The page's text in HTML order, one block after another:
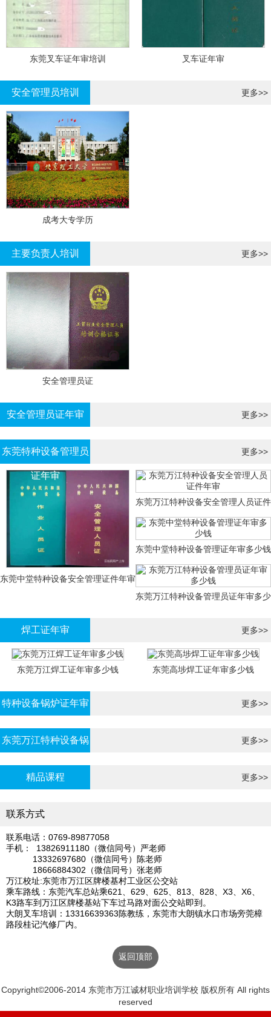
东莞叉车证年审培训 叉车证年审
安全管理员培训 更多>>
成考大专学历
主要负责人培训 更多>>
安全管理员证
安全管理员证年审 更多>>
东莞特种设备管理员
证年审
更多>>
东莞中堂特种设备安全管理证件年审
东莞万江特种设备安全管理人员证件
年审
东莞中堂特种设备管理证年审多少钱
东莞万江特种设备管理员证年审多少
焊工证年审 更多>>
东莞万江焊工证年审多少钱 东莞高埗焊工证年审多少钱
特种设备锅炉证年审 更多>>
东莞万江特种设备锅
炉证年审
更多>>
精品课程 更多>>
联系方式
联系电话：0769-89877058
手机： 13826911180（微信同号）严老师
13332697680（微信同号）陈老师
18666884302（微信同号）张老师
万江校址:东莞市万江区牌楼基村工业区公交站
乘车路线：东莞汽车总站乘621、629、625、813、828、X3、X6、
K3路车到万江区牌楼基站下车过马路对面公交站即到。
大朗叉车培训：13316639363陈教练，东莞市大朗镇水口市场旁莞樟
路段桂记汽修厂内。
返回顶部
Copyright©2006-2014 东莞市万江诚材职业培训学校 版权所有 All rights
reserved